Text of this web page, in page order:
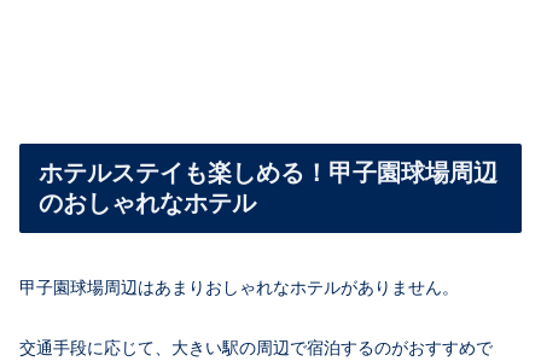
ホテルステイも楽しめる！甲子園球場周辺
のおしゃれなホテル
甲子園球場周辺はあまりおしゃれなホテルがありません。
交通手段に応じて、大きい駅の周辺で宿泊するのがおすすめで